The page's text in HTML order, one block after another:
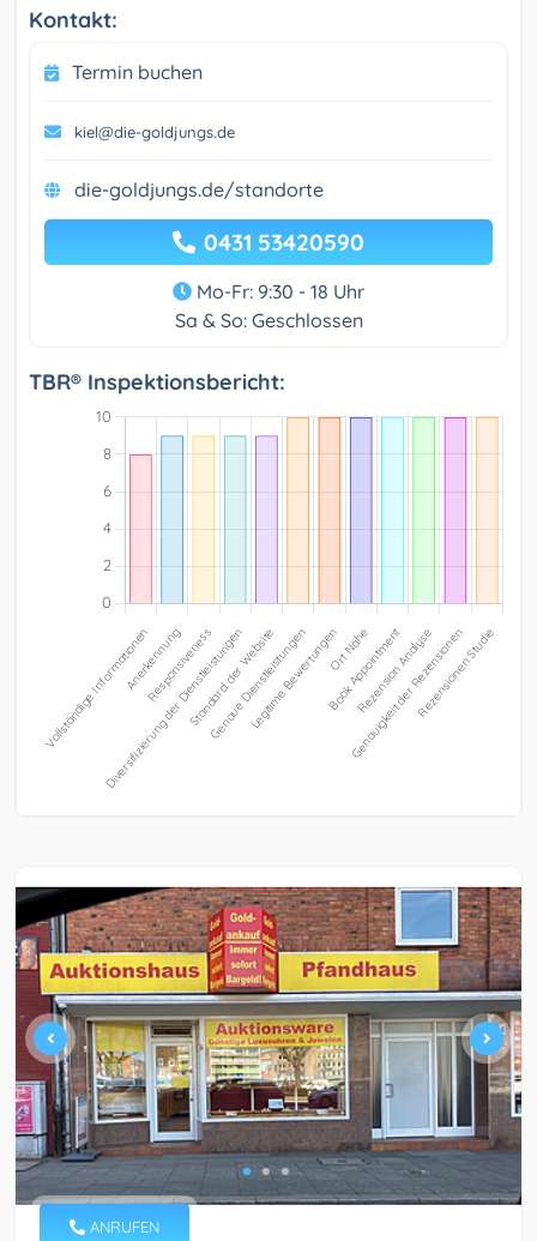
Kontakt:
Termin buchen
kiel@die-goldjungs.de
die-goldjungs.de/standorte
0431 53420590
Mo-Fr: 9:30 - 18 Uhr
Sa & So: Geschlossen
TBR® Inspektionsbericht:
ANRUFEN